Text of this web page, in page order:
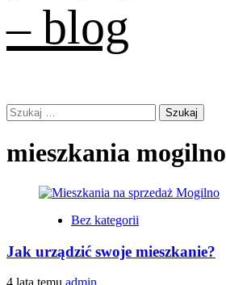
– blog
Primary
Menu
Szukaj:
mieszkania mogilno
Bez kategorii
Jak urządzić swoje mieszkanie?